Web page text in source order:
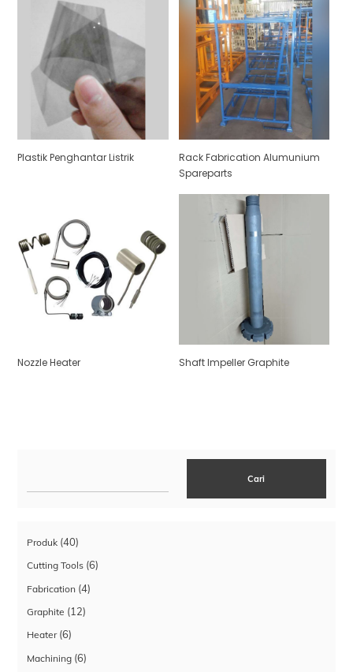
Plastik Penghantar Listrik
Rack Fabrication Alumunium
Spareparts
Nozzle Heater Shaft Impeller Graphite
Cari
Produk 4040
Cutting Tools 66
Fabrication 44
Graphite 1212
Heater 66
Machining 66